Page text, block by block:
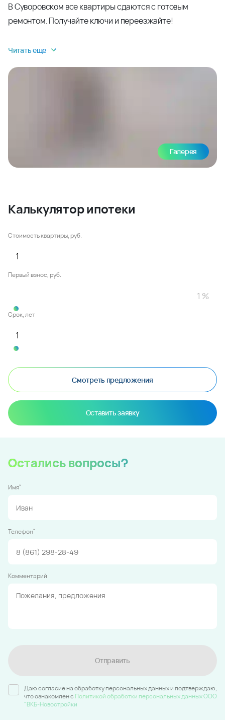
В Суворовском все квартиры сдаются с готовым
ремонтом. Получайте ключи и переезжайте!
Читать еще
Галерея
Калькулятор ипотеки
Стоимость квартиры, руб.
Первый взнос, руб.
Срок, лет
Смотреть предложения
Оставить заявку
Остались вопросы?
Имя*
Телефон*
Комментарий
Отправить
Даю согласие на обработку персональных данных и подтверждаю,
что ознакомлен c Политикой обработки персональных данных ООО
"ВКБ-Новостройки